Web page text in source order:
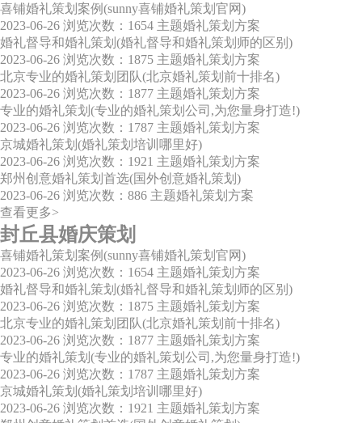
喜铺婚礼策划案例(sunny喜铺婚礼策划官网)
2023-06-26 浏览次数：1654 主题婚礼策划方案
婚礼督导和婚礼策划(婚礼督导和婚礼策划师的区别)
2023-06-26 浏览次数：1875 主题婚礼策划方案
北京专业的婚礼策划团队(北京婚礼策划前十排名)
2023-06-26 浏览次数：1877 主题婚礼策划方案
专业的婚礼策划(专业的婚礼策划公司,为您量身打造!)
2023-06-26 浏览次数：1787 主题婚礼策划方案
京城婚礼策划(婚礼策划培训哪里好)
2023-06-26 浏览次数：1921 主题婚礼策划方案
郑州创意婚礼策划首选(国外创意婚礼策划)
2023-06-26 浏览次数：886 主题婚礼策划方案
查看更多>
封丘县婚庆策划
喜铺婚礼策划案例(sunny喜铺婚礼策划官网)
2023-06-26 浏览次数：1654 主题婚礼策划方案
婚礼督导和婚礼策划(婚礼督导和婚礼策划师的区别)
2023-06-26 浏览次数：1875 主题婚礼策划方案
北京专业的婚礼策划团队(北京婚礼策划前十排名)
2023-06-26 浏览次数：1877 主题婚礼策划方案
专业的婚礼策划(专业的婚礼策划公司,为您量身打造!)
2023-06-26 浏览次数：1787 主题婚礼策划方案
京城婚礼策划(婚礼策划培训哪里好)
2023-06-26 浏览次数：1921 主题婚礼策划方案